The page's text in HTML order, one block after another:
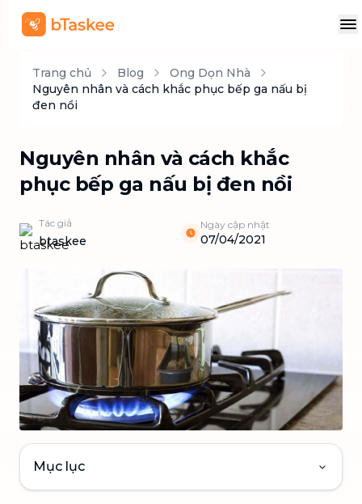
Trang chủ Blog
Ong Dọn Nhà
Nguyên nhân và cách khắc phục bếp ga nấu bị
đen nồi
Nguyên nhân và cách khắc
phục bếp ga nấu bị đen nồi
Tác giả
btaskee
Ngày cập nhật
07/04/2021
Mục lục